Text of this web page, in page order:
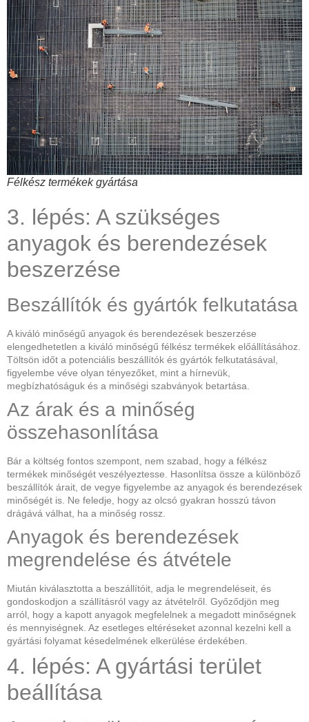
Félkész termékek gyártása
3. lépés: A szükséges
anyagok és berendezések
beszerzése
Beszállítók és gyártók felkutatása
A kiváló minőségű anyagok és berendezések beszerzése
elengedhetetlen a kiváló minőségű félkész termékek előállításához.
Töltsön időt a potenciális beszállítók és gyártók felkutatásával,
figyelembe véve olyan tényezőket, mint a hírnevük,
megbízhatóságuk és a minőségi szabványok betartása.
Az árak és a minőség
összehasonlítása
Bár a költség fontos szempont, nem szabad, hogy a félkész
termékek minőségét veszélyeztesse. Hasonlítsa össze a különböző
beszállítók árait, de vegye figyelembe az anyagok és berendezések
minőségét is. Ne feledje, hogy az olcsó gyakran hosszú távon
drágává válhat, ha a minőség rossz.
Anyagok és berendezések
megrendelése és átvétele
Miután kiválasztotta a beszállítóit, adja le megrendeléseit, és
gondoskodjon a szállításról vagy az átvételről. Győződjön meg
arról, hogy a kapott anyagok megfelelnek a megadott minőségnek
és mennyiségnek. Az esetleges eltéréseket azonnal kezelni kell a
gyártási folyamat késedelmének elkerülése érdekében.
4. lépés: A gyártási terület
beállítása